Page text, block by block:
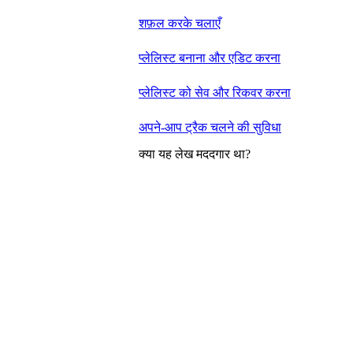
शफ़ल करके चलाएँ
प्लेलिस्ट बनाना और एडिट करना
प्लेलिस्ट को सेव और रिकवर करना
अपने-आप ट्रैक चलने की सुविधा
क्या यह लेख मददगार था?